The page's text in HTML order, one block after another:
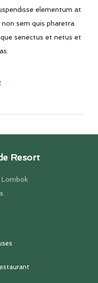
elementum at
sem quis pharetra.
senectus et netus et
Resort
Lombok